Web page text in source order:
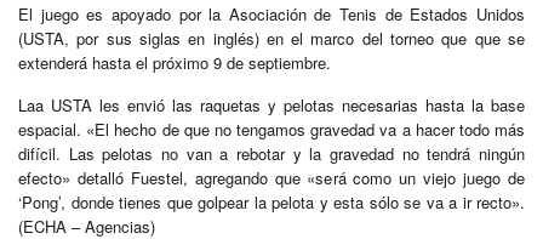
El juego es apoyado por la Asociación de Tenis de Estados Unidos
(USTA, por sus siglas en inglés) en el marco del torneo que que se
extenderá hasta el próximo 9 de septiembre.
Laa USTA les envió las raquetas y pelotas necesarias hasta la base
espacial. «El hecho de que no tengamos gravedad va a hacer todo más
difícil. Las pelotas no van a rebotar y la gravedad no tendrá ningún
efecto» detalló Fuestel, agregando que «será como un viejo juego de
‘Pong’, donde tienes que golpear la pelota y esta sólo se va a ir recto».
(ECHA – Agencias)